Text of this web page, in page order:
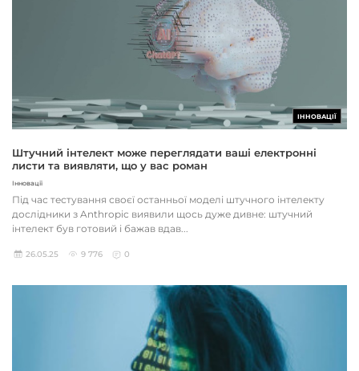
ІННОВАЦІЇ
Штучний інтелект може переглядати ваші електронні
листи та виявляти, що у вас роман
Інновації
Під час тестування своєї останньої моделі штучного інтелекту
дослідники з Anthropic виявили щось дуже дивне: штучний
інтелект був готовий і бажав вдав...
26.05.25 9 776 0